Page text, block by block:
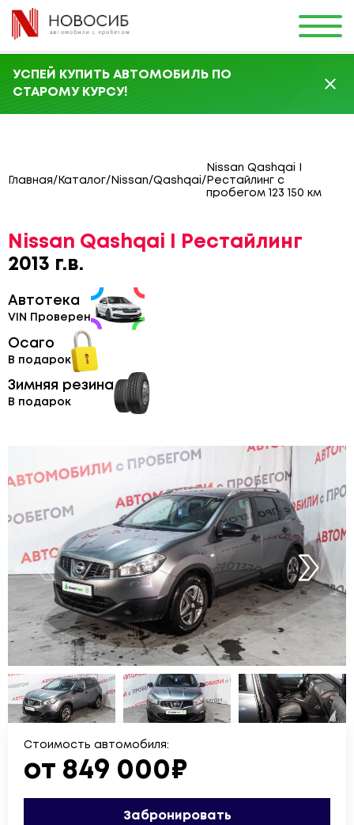
УСПЕЙ КУПИТЬ АВТОМОБИЛЬ ПО
СТАРОМУ КУРСУ!
Главная/ Каталог/ Nissan/Qashqai/
Nissan Qashqai I
Рестайлинг с
пробегом 123 150 км
Nissan Qashqai I Рестайлинг
2013 г.в.
Автотека
VIN Проверен
Осаго
В подарок
Зимняя резина
В подарок
Стоимость автомобиля:
от 849 000₽
Забронировать